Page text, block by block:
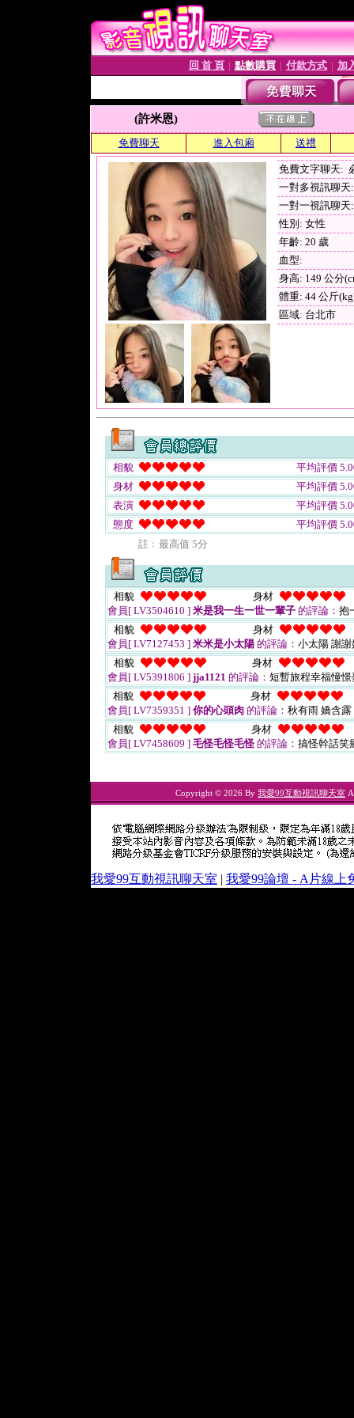
回 首 頁 點數購買│ 付款方式│ 加
(許米恩)
免費聊天 進入包廂 送禮
免費文字聊天:
一對多視訊聊天
一對一視訊聊天
性別: 女性
年齡: 20 歲
血型:
身高: 149 公分
體重: 44 公斤
區域: 台北市
相貌
平均評價
身材
平均評價
表演
平均評價
態度
平均評價
註﹕最高值 5分
相貌
身材
會員[ LV3504610 ] 米是我一生一世一輩子 的評論： 抱
相貌
身材
會員[ LV7127453 ] 米米是小太陽 的評論： 小太陽 謝
相貌
身材
會員[ LV5391806 ] jja1121 的評論： 短暫旅程幸福憧
相貌
身材
會員[ LV7359351 ] 你的心頭肉 的評論： 秋有雨 嬌含
相貌
身材
會員[ LV7458609 ] 毛怪毛怪毛怪 的評論： 搞怪幹話笑
Copyright © 2026 By 我愛99互動視訊聊天室
我愛99互動視訊聊天室 | 我愛99論壇 - A片線上